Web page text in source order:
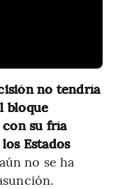
no tendría
bloque
su fría
Estados
no se ha